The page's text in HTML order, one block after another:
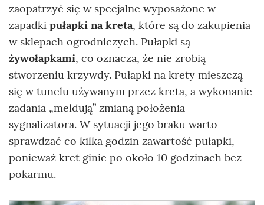
zaopatrzyć się w specjalne wyposażone w
zapadki pułapki na kreta, które są do zakupienia
w sklepach ogrodniczych. Pułapki są
żywołapkami, co oznacza, że nie zrobią
stworzeniu krzywdy. Pułapki na krety mieszczą
się w tunelu używanym przez kreta, a wykonanie
zadania „meldują” zmianą położenia
sygnalizatora. W sytuacji jego braku warto
sprawdzać co kilka godzin zawartość pułapki,
ponieważ kret ginie po około 10 godzinach bez
pokarmu.